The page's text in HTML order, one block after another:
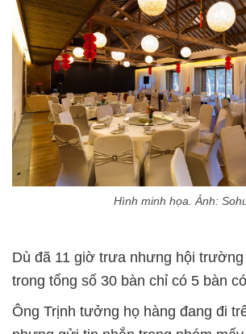
Hình minh họa. Ảnh:
Dù đã 11 giờ trưa nhưng hội trường
trong tổng số 30 bàn chỉ có 5 bàn
Ông Trịnh tưởng họ hàng đang đi